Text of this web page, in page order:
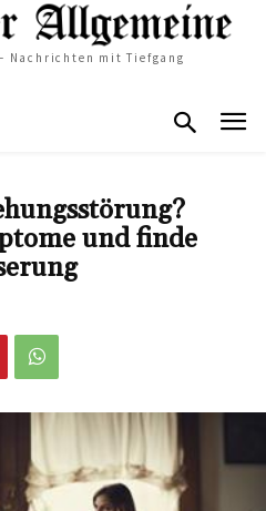
Nachrichten mit Tiefgang
und finde